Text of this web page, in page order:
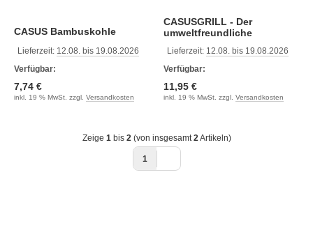
CASUS Bambuskohle
Lieferzeit: 12.08. bis 19.08.2026
Verfügbar:
7,74 €
inkl. 19 % MwSt. zzgl. Versandkosten
CASUSGRILL - Der
umweltfreundliche
Lieferzeit: 12.08. bis 19.08.2026
Verfügbar:
11,95 €
inkl. 19 % MwSt. zzgl. Versandkosten
Zeige 1bis 2(von insgesamt2Artikeln)
1